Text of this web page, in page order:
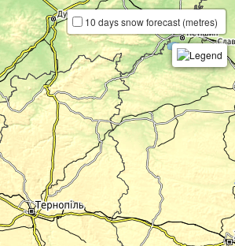
10 days snow forecast (metres)